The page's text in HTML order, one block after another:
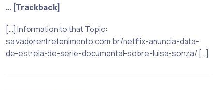
… [Trackback]
[…] Information to that Topic:
salvadorentretenimento.com.br/netflix-anuncia-data-
de-estreia-de-serie-documental-sobre-luisa-sonza/ […]